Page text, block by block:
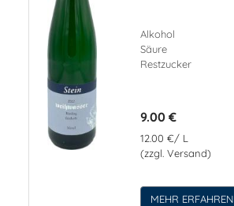
Alkohol
Säure
Restzucker
9.00 €
12.00 €/ L
(zzgl. Versand)
MEHR ERFAHREN